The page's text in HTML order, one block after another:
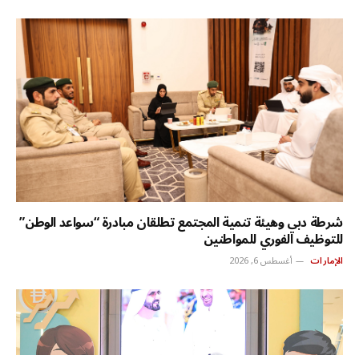
شرطة دبي وهيئة تنمية المجتمع تطلقان مبادرة “سواعد الوطن”
للتوظيف الفوري للمواطنين
الإمارات أغسطس 6, 2026